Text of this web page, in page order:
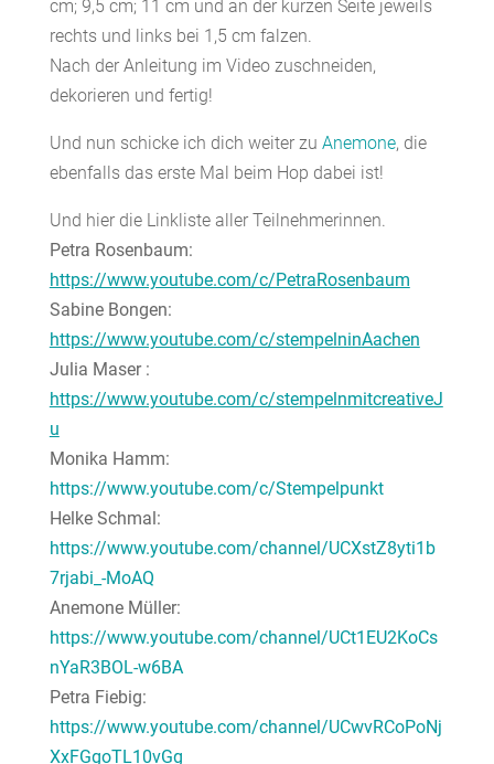
cm; 9,5 cm; 11 cm und an der kurzen Seite jeweils
rechts und links bei 1,5 cm falzen.
Nach der Anleitung im Video zuschneiden,
dekorieren und fertig!
Und nun schicke ich dich weiter zu Anemone, die
ebenfalls das erste Mal beim Hop dabei ist!
Und hier die Linkliste aller Teilnehmerinnen.
Petra Rosenbaum:
https://www.youtube.com/c/PetraRosenbaum
Sabine Bongen:
https://www.youtube.com/c/stempelninAachen
Julia Maser :
https://www.youtube.com/c/stempelnmitcreativeJ
u
Monika Hamm:
https://www.youtube.com/c/Stempelpunkt
Helke Schmal:
https://www.youtube.com/channel/UCXstZ8yti1b
7rjabi_-MoAQ
Anemone Müller:
https://www.youtube.com/channel/UCt1EU2KoCs
nYaR3BOL-w6BA
Petra Fiebig:
https://www.youtube.com/channel/UCwvRCoPoNj
XxFGgoTL10vGg